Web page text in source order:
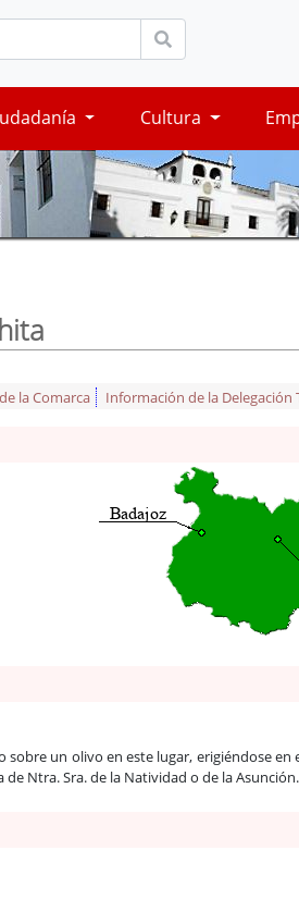
Cultura
la Comarca Información de la Delegación
un olivo en este lugar, erigiéndose
Ntra. Sra. de la Natividad o de la Asunción.